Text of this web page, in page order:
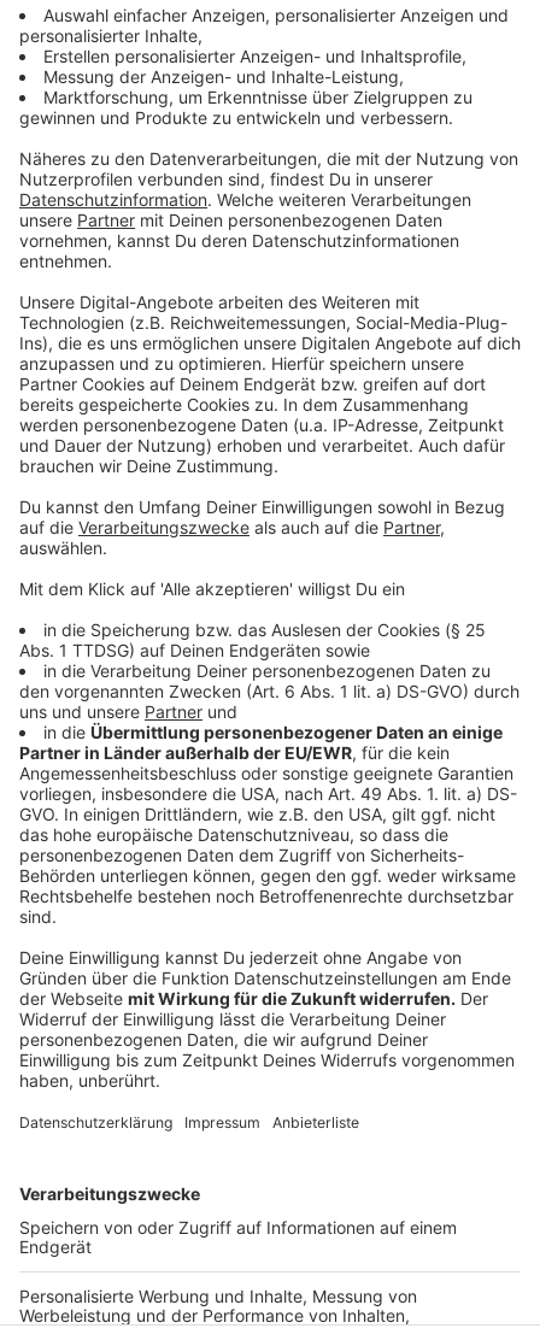
Anzeige
Der Auslöser für das Verfahren dürfte ein Schreiben
Molitors vom 6. Juli 2025 sein, in dem er schwere
Vorwürfe gegen Oberbürgermeister Uwe Richrath
kritisierte. Das Schreiben wurde sowohl an den
Oberbürgermeister als auch an einige Ratsmitglieder
versandt.
Übergangsweise Aufgabenverteilung
Anzeige
Die Aufgaben von Michael Molitor werden
vorübergehend von Baudezernentin Andrea Deppe und
Schuldezernent Marc Adomat übernommen. Diese
Mehr Meldungen aus Leverkusen
Anzeige
Teil-Sperrung des Europarings ab Montag
E-Rezepte sorgen auch bei Leverkusener Ärzten für
Frust
Kein Badeverbot am Rhein in Leverkusen geplant
Anzeige
Anzeige